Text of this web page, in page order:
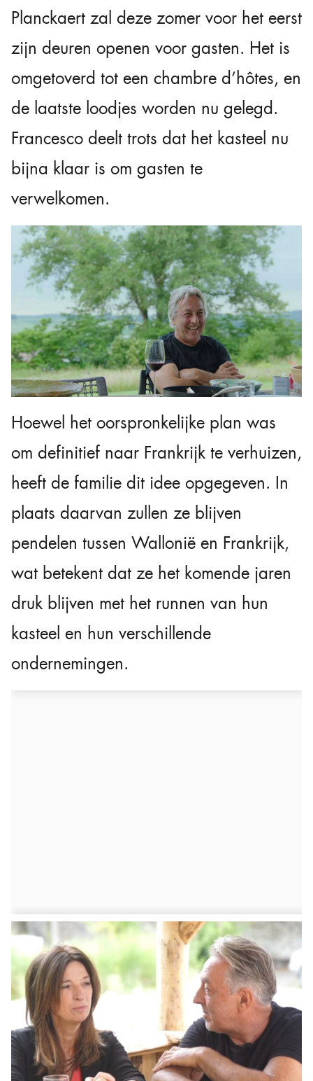
Planckaert zal deze zomer voor het eerst
zijn deuren openen voor gasten. Het is
omgetoverd tot een chambre d’hôtes, en
de laatste loodjes worden nu gelegd.
Francesco deelt trots dat het kasteel nu
bijna klaar is om gasten te
verwelkomen.
Hoewel het oorspronkelijke plan was
om definitief naar Frankrijk te verhuizen,
heeft de familie dit idee opgegeven. In
plaats daarvan zullen ze blijven
pendelen tussen Wallonië en Frankrijk,
wat betekent dat ze het komende jaren
druk blijven met het runnen van hun
kasteel en hun verschillende
ondernemingen.